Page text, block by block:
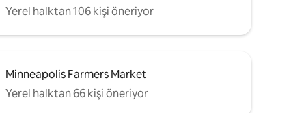
Yerel halktan 106 kişi öneriyor
Minneapolis Farmers Market
Yerel halktan 66 kişi öneriyor